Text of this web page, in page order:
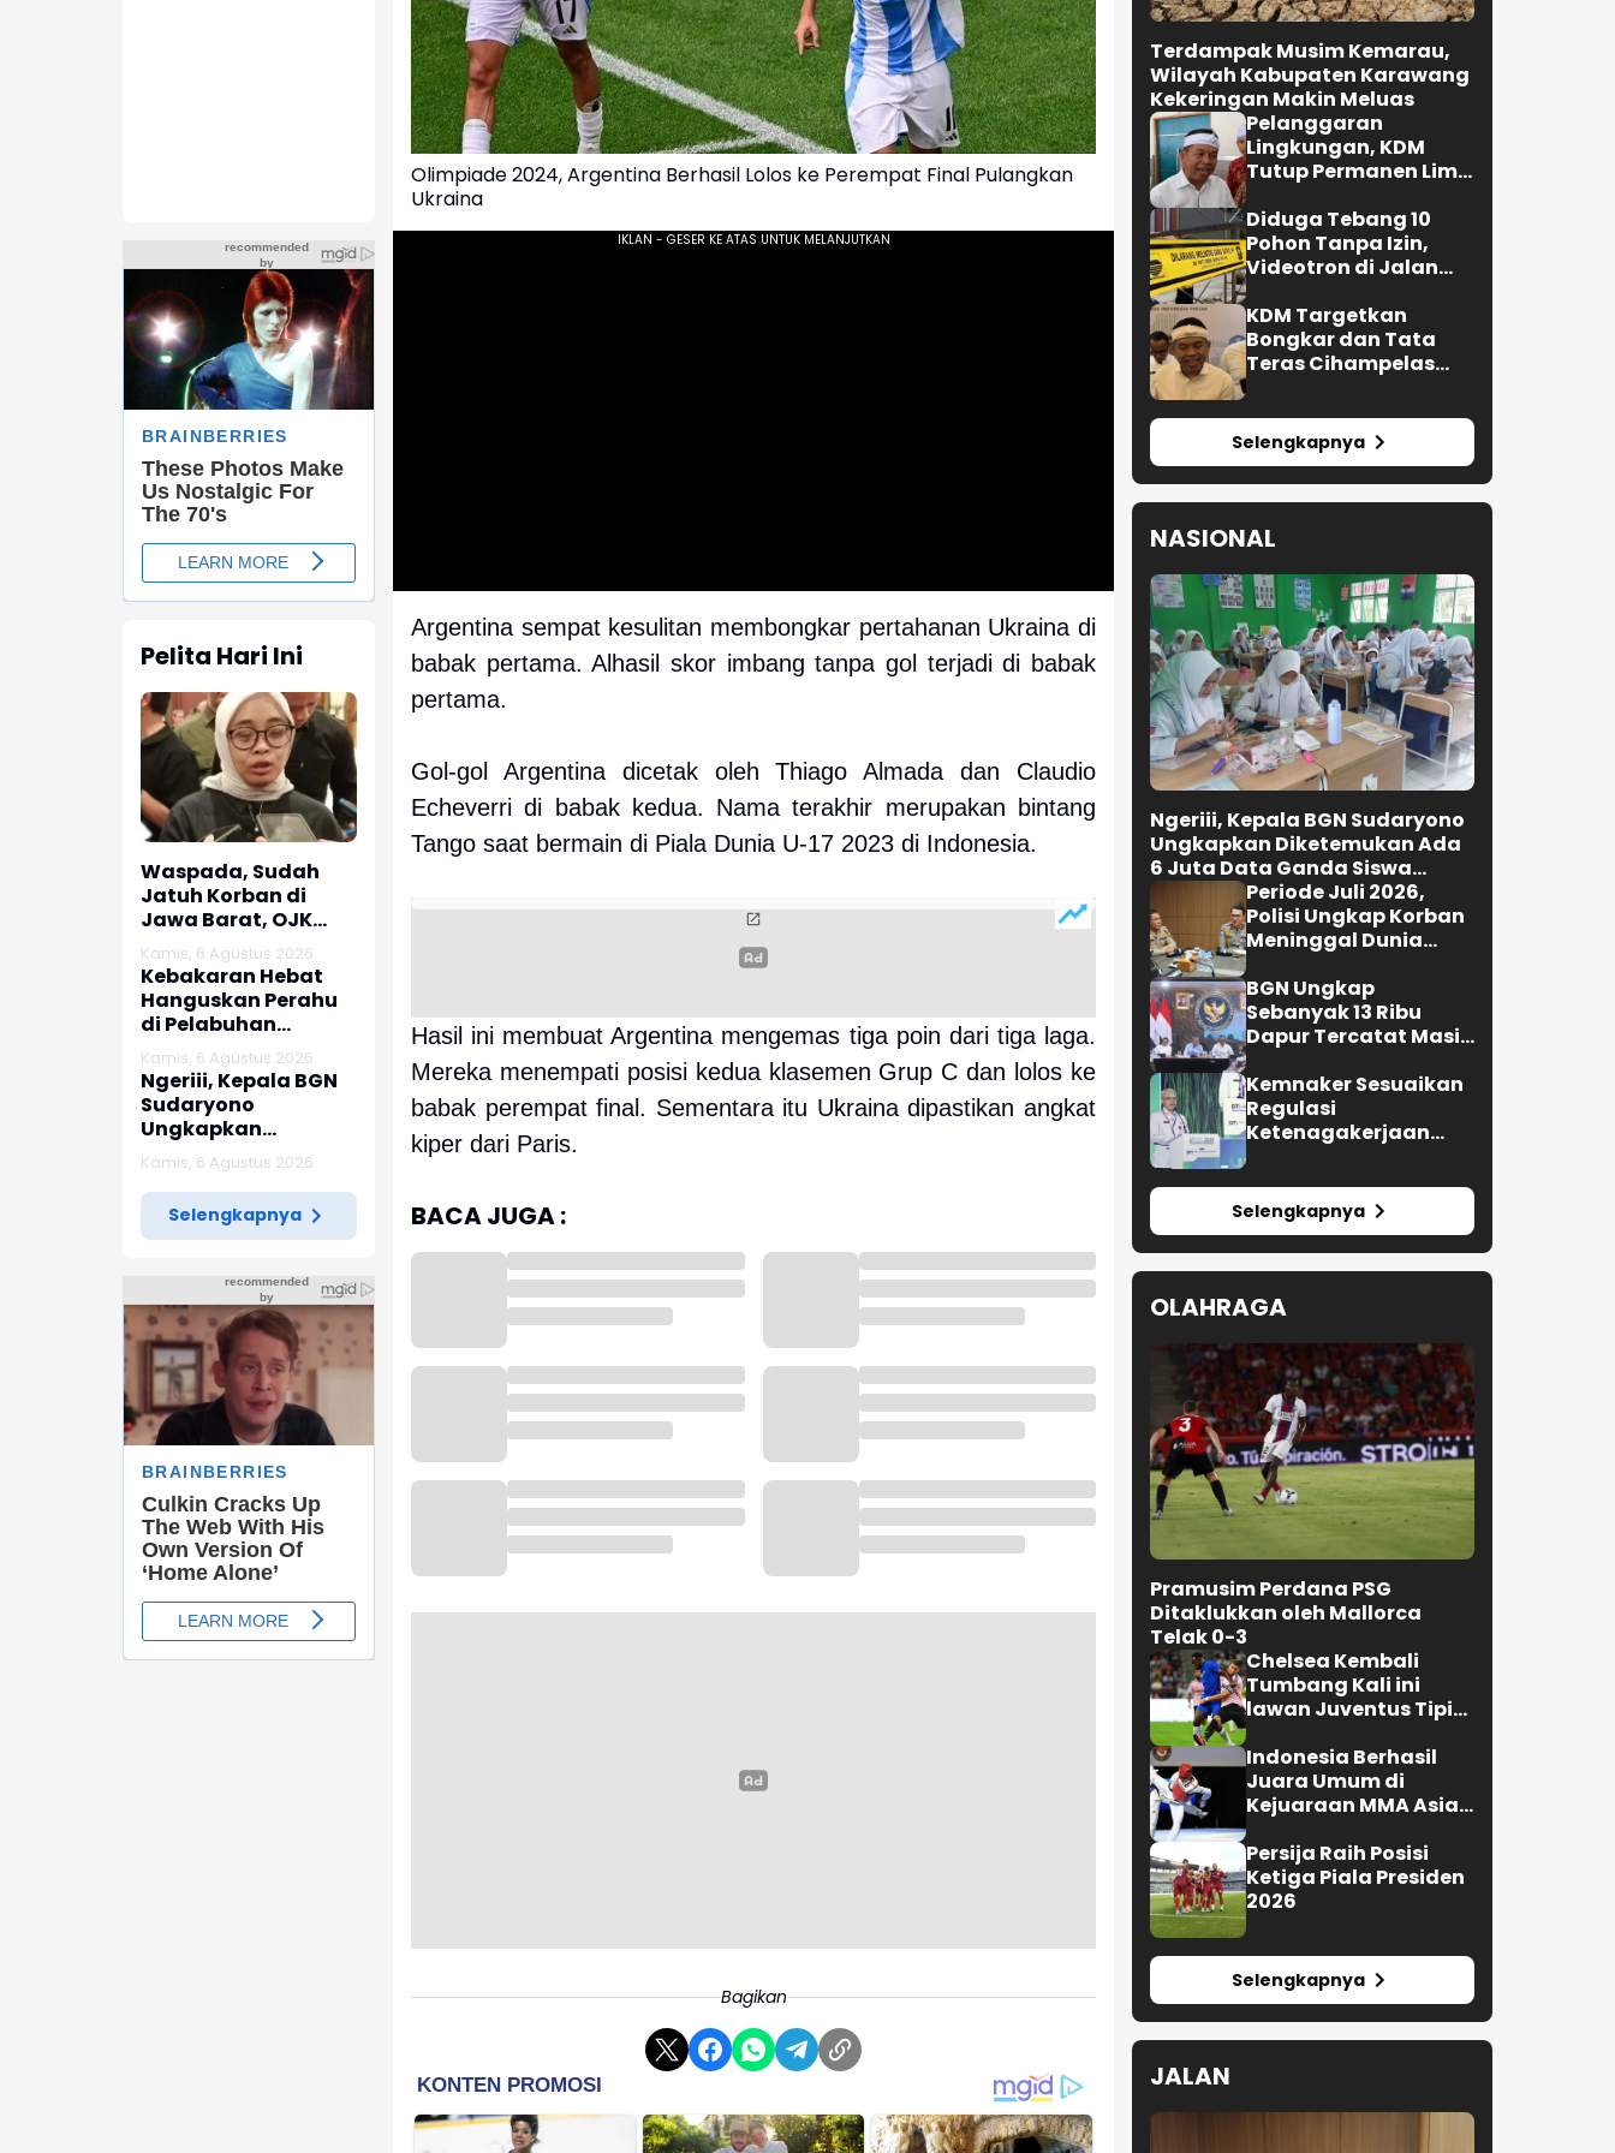
Pelita Hari Ini
Waspada, Sudah
Jatuh Korban di
Jawa Barat, OJK
dan Polisi Ungkap
Dugaan Penipuan
Modus Titip Limit
Paylater
Kamis, 6 Agustus 2026
Kebakaran Hebat
Hanguskan Perahu
di Pelabuhan
Karangsong
Indramayu
Kamis, 6 Agustus 2026
Ngeriii, Kepala BGN
Sudaryono
Ungkapkan
Diketemukan Ada 6
Juta Data Ganda
Siswa Penerima MBG
Kamis, 6 Agustus 2026
Selengkapnya
Olimpiade 2024, Argentina Berhasil Lolos ke Perempat Final Pulangkan
Ukraina
Argentina sempat kesulitan membongkar pertahanan Ukraina di
babak pertama. Alhasil skor imbang tanpa gol terjadi di babak
pertama.
Gol-gol Argentina dicetak oleh Thiago Almada dan Claudio
Echeverri di babak kedua. Nama terakhir merupakan bintang
Tango saat bermain di Piala Dunia U-17 2023 di Indonesia.
Hasil ini membuat Argentina mengemas tiga poin dari tiga laga.
Mereka menempati posisi kedua klasemen Grup C dan lolos ke
babak perempat final. Sementara itu Ukraina dipastikan angkat
kiper dari Paris.
BACA JUGA :
Bagikan
Terdampak Musim Kemarau,
Wilayah Kabupaten Karawang
Kekeringan Makin Meluas
Pelanggaran
Lingkungan, KDM
Tutup Permanen Lima
di Cipatat
Diduga Tebang 10
Pohon Tanpa Izin,
Videotron di Jalan
Bandung Disegel
KDM Targetkan
Bongkar dan Tata
Teras Cihampelas
Selengkapnya
NASIONAL
Ngeriii, Kepala BGN Sudaryono
Ungkapkan Diketemukan Ada
6 Juta Data Ganda Siswa
Penerima MBGPeriode Juli 2026,
Polisi Ungkap Korban
Meninggal Dunia
Semester 1 Turun
22,92 Persen
BGN Ungkap
Sebanyak 13 Ribu
Dapur Tercatat Masih
Berbagai Tahapan
Verifikasi dan Belum
Seluruhnya Siap
Kemnaker Sesuaikan
Regulasi
Ketenagakerjaan
Dunia Kerja
Selengkapnya
OLAHRAGA
Pramusim Perdana PSG
Ditaklukkan oleh Mallorca
Telak 0-3
Chelsea Kembali
Tumbang Kali ini
lawan Juventus Tipis
Indonesia Berhasil
Juara Umum di
Kejuaraan MMA Asian
Persija Raih Posisi
Ketiga Piala Presiden
2026
Selengkapnya
JALAN